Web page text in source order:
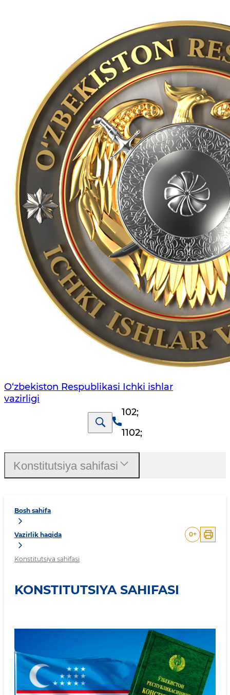
O‘zbеkiston Rеspublikаsi Ichki ishlаr
vаzirligi
102;
1102;
Bosh sahifa
Vazirlik haqida
Konstitutsiya sahifasi
0+
KONSTITUTSIYA SAHIFASI
Konstitutsiya sahifasi